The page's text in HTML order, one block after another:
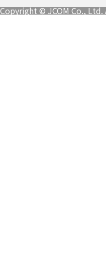
Copyright © JCOM Co., Ltd.